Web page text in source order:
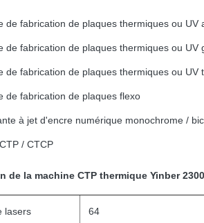
de fabrication de plaques thermiques ou
de fabrication de plaques thermiques ou UV
de fabrication de plaques thermiques ou UV
de fabrication de plaques flexo
à jet d'encre numérique monochrome /
/ CTCP
de la machine CTP thermique Yinber
lasers 64